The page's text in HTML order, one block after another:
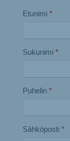
Etunimi *
Sukunimi *
Puhelin *
Sähköposti *